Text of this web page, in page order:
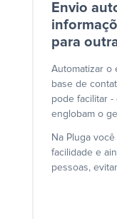
Envio
para
Automatizar o
base de
pode facilitar -
englobam o
Na Pluga
facilidade e
pessoas,